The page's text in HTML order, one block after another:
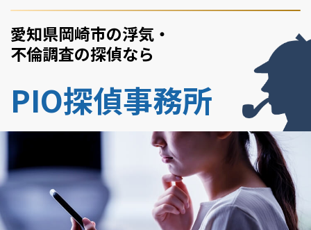
愛知県岡崎市の浮気・
不倫調査の探偵なら
PIO探偵事務所